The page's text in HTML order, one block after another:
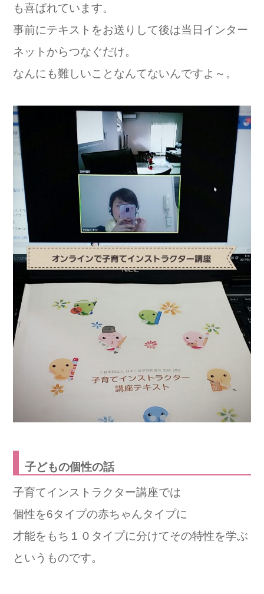
も喜ばれています。
事前にテキストをお送りして後は当日インター
ネットからつなぐだけ。
なんにも難しいことなんてないんですよ～。
子どもの個性の話
子育てインストラクター講座では
個性を6タイプの赤ちゃんタイプに
才能をもち１０タイプに分けてその特性を学ぶ
というものです。